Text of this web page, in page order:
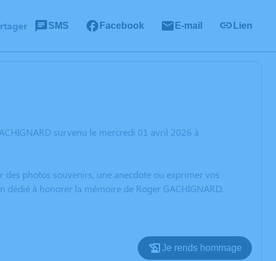
SMS Facebook E-mail Lien
survenu le mercredi 01 avril 2026 à
photos souvenirs, une anecdote ou exprimer vos
dédié à honorer la mémoire de Roger GACHIGNARD.
Je rends hommage